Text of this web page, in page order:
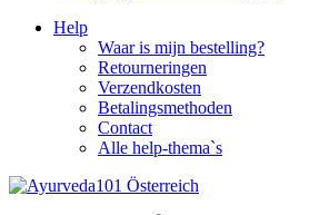
Help
Waar is mijn bestelling?
Retourneringen
Verzendkosten
Betalingsmethoden
Contact
Alle help-thema`s